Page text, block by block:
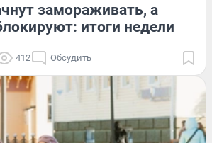
замораживать, а
итоги недели
412 Обсудить